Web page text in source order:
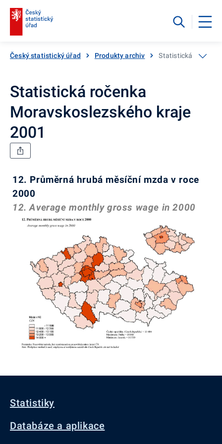
Český statistický úřad Produkty archiv Statistická ročenka
Statistická ročenka
Moravskoslezského kraje
2001
12. Průměrná hrubá měsíční mzda v roce
2000
12. Average monthly gross wage in 2000
Statistiky
Databáze a aplikace